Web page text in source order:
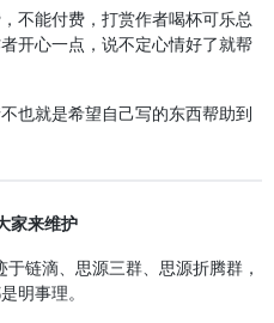
不能付费，打赏作者喝杯可乐总
开心一点，说不定心情好了就帮
也就是希望自己写的东西帮助到
家来维护
链滴、思源三群、思源折腾群，
明事理。